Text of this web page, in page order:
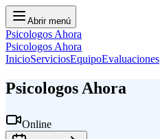
Abrir menú
Psicologos Ahora
Psicologos Ahora
InicioServiciosEquipoEvaluaciones
Psicologos Ahora
Online